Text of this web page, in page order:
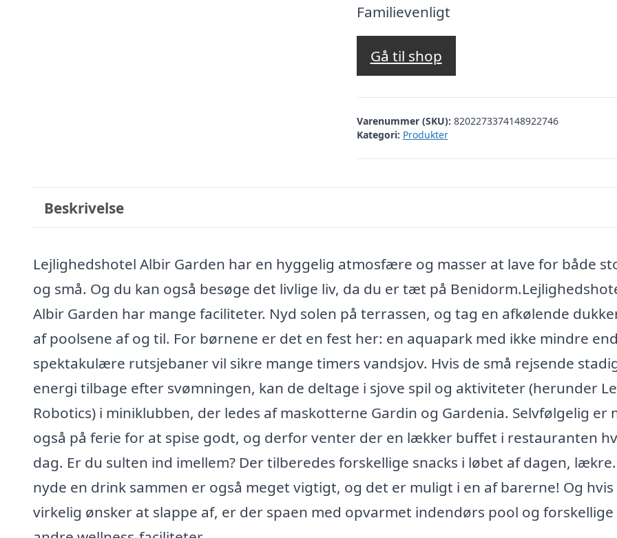
pris
var:
Familievenligt
Gå til shop
Varenummer (SKU): 8202273374148922746
Kategori: Produkter
Beskrivelse
Lejlighedshotel Albir Garden har en hyggelig atmosfære og masser at lave for både
og små. Og du kan også besøge det livlige liv, da du er tæt på
Albir Garden har mange faciliteter. Nyd solen på terrassen, og tag en afkølende
af poolsene af og til. For børnene er det en fest her: en aquapark med ikke mindre
spektakulære rutsjebaner vil sikre mange timers vandsjov. Hvis de små rejsende
energi tilbage efter svømningen, kan de deltage i sjove spil og aktiviteter (herunder
Robotics) i miniklubben, der ledes af maskotterne Gardin og Gardenia. Selvfølgelig er
også på ferie for at spise godt, og derfor venter der en lækker buffet i restauranten
dag. Er du sulten ind imellem? Der tilberedes forskellige snacks i løbet af dagen,
nyde en drink sammen er også meget vigtigt, og det er muligt i en af barerne! Og hvis
virkelig ønsker at slappe af, er der spaen med opvarmet indendørs pool og forskellige